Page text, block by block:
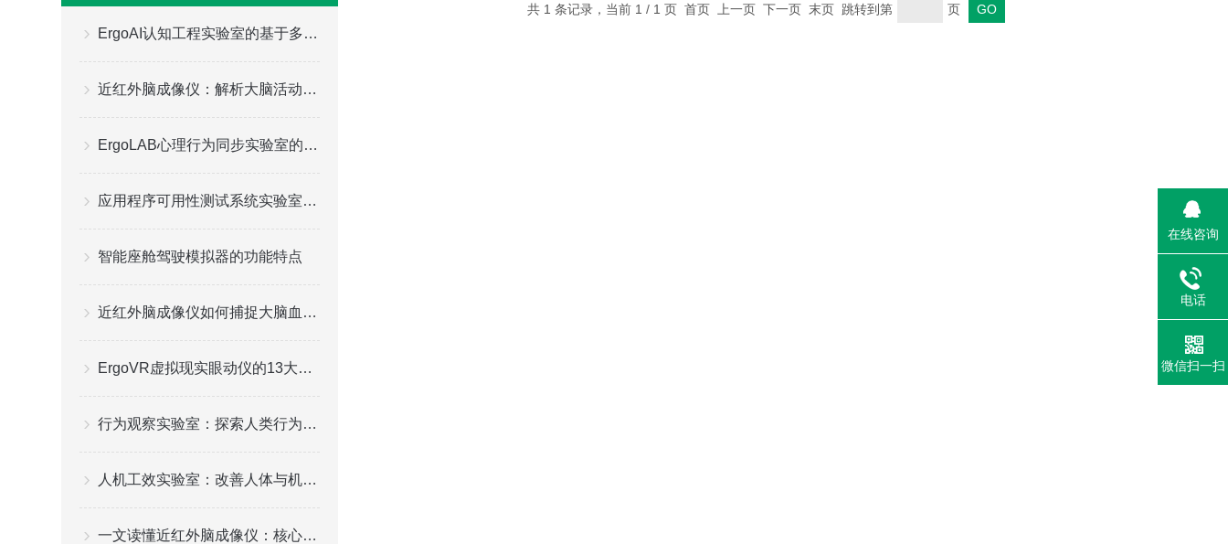
ErgoAI认知工程实验室的基于多维度数据的人工智能应用
近红外脑成像仪：解析大脑活动的神奇窗口
ErgoLAB心理行为同步实验室的数据同步采集功能
应用程序可用性测试系统实验室建设方案
智能座舱驾驶模拟器的功能特点
近红外脑成像仪如何捕捉大脑血氧动态变化？
ErgoVR虚拟现实眼动仪的13大功能特点
行为观察实验室：探索人类行为的奥秘之地
人机工效实验室：改善人体与机器的交互体验
一文读懂近红外脑成像仪：核心技术参数、选购要点与不同场景适配方案指南
共 1 条记录，当前 1 / 1 页 首页 上一页 下一页 末页 跳转到第 页
在线咨询
电话
微信扫一扫